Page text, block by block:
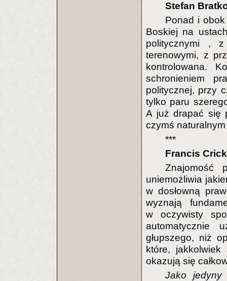
Stefan
Ponad i obok
Boskiej na
politycznymi , z
terenowymi, z
kontrolowana.
schronieniem
politycznej, przy
tylko paru
A już drapać się
czymś
***
Francis
Znajomość
uniemożliwia
w dosłowną
wyznają
w oczywisty
automatycznie
głupszego, niż
które,
okazują się
Jako